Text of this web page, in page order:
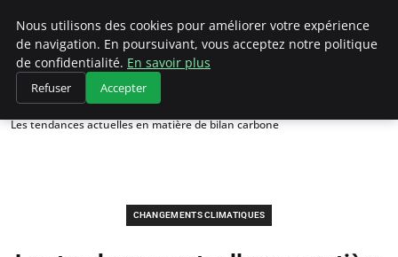
Climategatecountryclub.com
Accueil
Changements climatiques
Les tendances actuelles en matière de bilan carbone
CHANGEMENTS CLIMATIQUES
Nous utilisons des cookies pour améliorer votre expérience
de navigation. En poursuivant, vous acceptez notre politique
de confidentialité. En savoir plus
Refuser Accepter